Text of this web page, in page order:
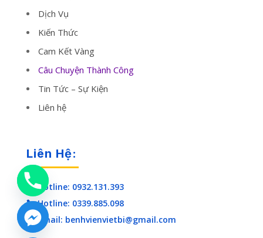
Dịch Vụ
Kiến Thức
Cam Kết Vàng
Câu Chuyện Thành Công
Tin Tức – Sự Kiện
Liên hệ
Liên Hệ:
 Hotline: 0932.131.393
 Hotline: 0339.885.098
 Email: benhvienvietbi@gmail.com